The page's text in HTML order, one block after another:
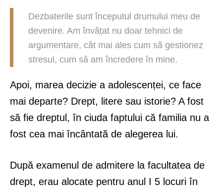
Dezbaterile sunt începutul drumului meu de
devenire. Am învățat nu doar tehnici de
argumentare, cât mai ales cum să gestionez
stresul, cum să am încredere în mine.
Apoi, marea decizie a adolescenței, ce face
mai departe? Drept, litere sau istorie? A fost
să fie dreptul, în ciuda faptului că familia nu a
fost cea mai încântată de alegerea lui.
După examenul de admitere la facultatea de
drept, erau alocate pentru anul I 5 locuri în